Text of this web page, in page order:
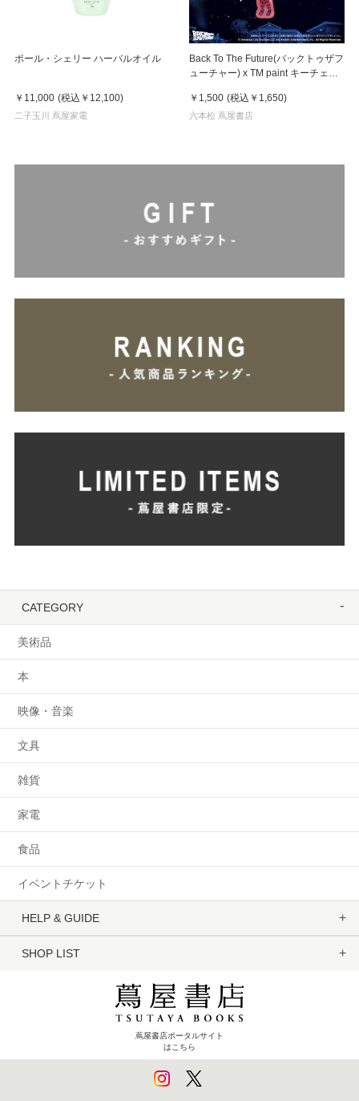
ポール・シェリー ハーバルオイル
￥11,000 (税込 ￥12,100)
二子玉川 蔦屋家電
Back To The Future(バックトゥザフ
ューチャー) x TM paint キーチェー
￥1,500 (税込 ￥1,650)
六本松 蔦屋書店
CATEGORY
美術品
本
映像・音楽
文具
雑貨
家電
食品
イベントチケット
HELP & GUIDE
SHOP LIST
蔦屋書店ポータルサイト
はこちら